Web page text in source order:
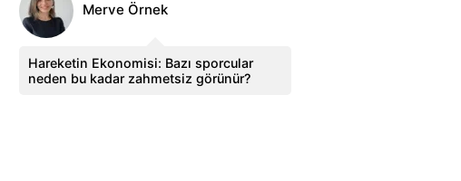
Merve Örnek
Hareketin Ekonomisi: Bazı sporcular
neden bu kadar zahmetsiz görünür?